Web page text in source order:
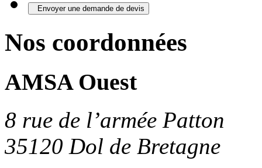
Envoyer une demande de devis
Nos coordonnées
AMSA Ouest
8 rue de l’armée Patton
35120 Dol de Bretagne